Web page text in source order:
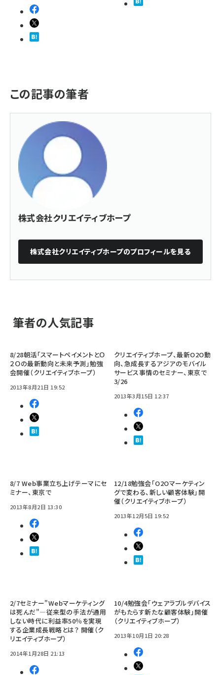
この記事の筆者
株式会社クリエイティブホープ
株式会社クリエイティブホープのプロフィールを見る
筆者の人気記事
8/28朝活「スマートペイメントとＯ
２Ｏの最新動向と未来予測」勉強
会開催（クリエイティブホープ）
2013年8月21日 19:52
クリエイティブホープ、最新O2O動
向、急成長するアジアのモバイル
サービス事情のセミナー、東京で
3/26
2013年3月15日 12:37
8/7 Web事業立ち上げテーマにセ
ミナー、東京で
2013年8月2日 13:30
12/18勉強会「O2Oマーケティン
グで変わる、新しい顧客体験」開
催（クリエイティブホープ）
2013年12月5日 19:52
2/7セミナー"Webマーケティング
は死んだ"―従来型の手法が通用
しない時代に利益率50％を実現
する企業成長戦略とは？ 開催（ク
リエイティブホープ）
2014年1月28日 21:13
10/4勉強会「ウェアラブルデバイス
がもたらす新たな顧客体験」開催
（クリエイティブホープ）
2013年10月1日 20:28